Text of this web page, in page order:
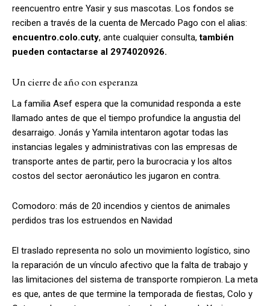
reencuentro entre Yasir y sus mascotas. Los fondos se
reciben a través de la cuenta de Mercado Pago con el alias:
encuentro.colo.cuty, ante cualquier consulta,también
pueden contactarse al 2974020926.
Un cierre de año con esperanza
La familia Asef espera que la comunidad responda a este
llamado antes de que el tiempo profundice la angustia del
desarraigo. Jonás y Yamila intentaron agotar todas las
instancias legales y administrativas con las empresas de
transporte antes de partir, pero la burocracia y los altos
costos del sector aeronáutico les jugaron en contra.
Comodoro: más de 20 incendios y cientos de animales
perdidos tras los estruendos en Navidad
El traslado representa no solo un movimiento logístico, sino
la reparación de un vínculo afectivo que la falta de trabajo y
las limitaciones del sistema de transporte rompieron. La meta
es que, antes de que termine la temporada de fiestas, Colo y